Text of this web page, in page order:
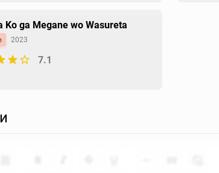
Ko ga Megane wo Wasureta
2023
7.1